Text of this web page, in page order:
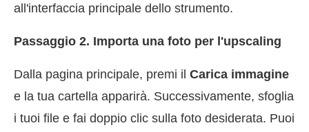
all'interfaccia principale dello strumento.
Passaggio 2. Importa una foto per l'upscaling
Dalla pagina principale, premi il Carica immagine
e la tua cartella apparirà. Successivamente, sfoglia
i tuoi file e fai doppio clic sulla foto desiderata. Puoi